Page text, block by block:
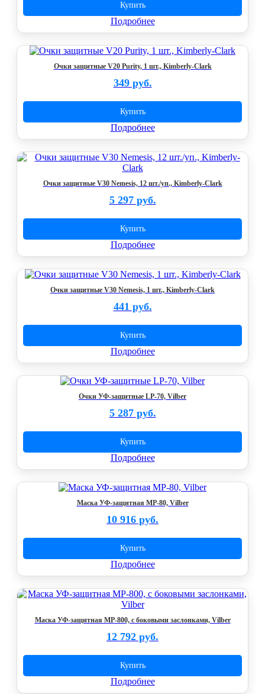
Купить
Подробнее
Очки защитные V20 Purity, 1 шт., Kimberly-Clark
349 руб.
Купить
Подробнее
Очки защитные V30 Nemesis, 12 шт./уп., Kimberly-Clark
5 297 руб.
Купить
Подробнее
Очки защитные V30 Nemesis, 1 шт., Kimberly-Clark
441 руб.
Купить
Подробнее
Очки УФ-защитные LP-70, Vilber
5 287 руб.
Купить
Подробнее
Маска УФ-защитная MP-80, Vilber
10 916 руб.
Купить
Подробнее
Маска УФ-защитная MP-800, с боковыми заслонками, Vilber
12 792 руб.
Купить
Подробнее